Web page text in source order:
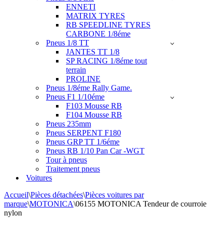
ENNETI
MATRIX TYRES
RB SPEEDLINE TYRES
CARBONE 1/8éme
Pneus 1/8 TT
JANTES TT 1/8
SP RACING 1/8éme tout
terrain
PROLINE
Pneus 1/8éme Rally Game.
Pneus F1 1/10éme
F103 Mousse RB
F104 Mousse RB
Pneus 235mm
Pneus SERPENT F180
Pneus GRP TT 1/6éme
Pneus RB 1/10 Pan Car -WGT
Tour à pneus
Traitement pneus
Voitures
Accueil\Pièces détachées\Pièces voitures par
marque\MOTONICA\06155 MOTONICA Tendeur de courroie
nylon